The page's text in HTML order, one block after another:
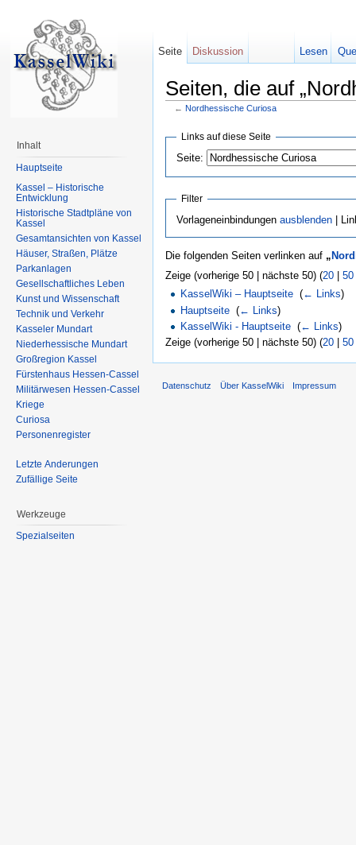
Seiten, die auf
← Nordhessische Curiosa
Links auf diese Seite
Seite:
Filter
Vorlageneinbindungen ausblenden|
Die folgenden Seiten verlinken auf „
Zeige (vorherige 50 | nächste 50) (20 50
KasselWiki – Hauptseite ‎(← Links)
Hauptseite ‎(← Links)
KasselWiki - Hauptseite ‎(← Links)
Zeige (vorherige 50 | nächste 50) (20 50
Seite Diskussion Lesen
Inhalt
Hauptseite
Kassel – Historische
Entwicklung
Historische Stadtpläne von
Kassel
Gesamtansichten von Kassel
Häuser, Straßen, Plätze
Parkanlagen
Gesellschaftliches Leben
Kunst und Wissenschaft
Technik und Verkehr
Kasseler Mundart
Niederhessische Mundart
Großregion Kassel
Fürstenhaus Hessen-Cassel
Militärwesen Hessen-Cassel
Kriege
Curiosa
Personenregister
Letzte Änderungen
Zufällige Seite
Werkzeuge
Spezialseiten
Datenschutz Über KasselWiki Impressum